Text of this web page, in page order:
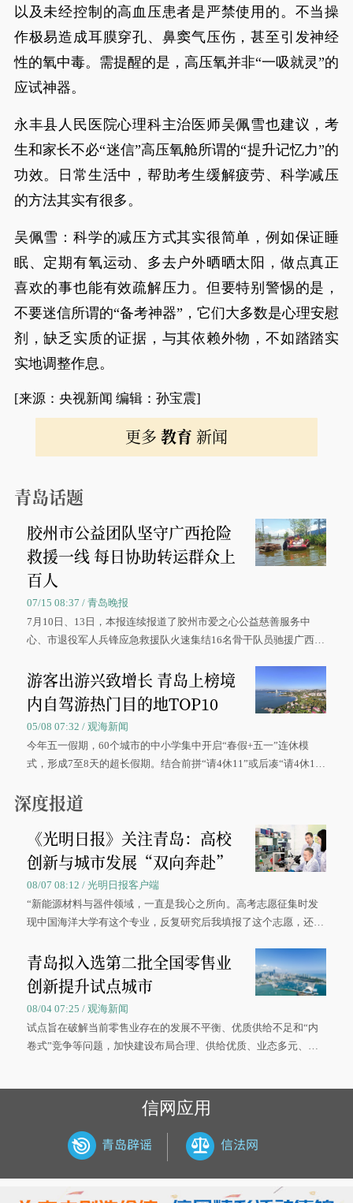
以及未经控制的高血压患者是严禁使用的。不当操
作极易造成耳膜穿孔、鼻窦气压伤，甚至引发神经
性的氧中毒。需提醒的是，高压氧并非“一吸就灵”的
应试神器。
永丰县人民医院心理科主治医师吴佩雪也建议，考
生和家长不必“迷信”高压氧舱所谓的“提升记忆力”的
功效。日常生活中，帮助考生缓解疲劳、科学减压
的方法其实有很多。
吴佩雪：科学的减压方式其实很简单，例如保证睡
眠、定期有氧运动、多去户外晒晒太阳，做点真正
喜欢的事也能有效疏解压力。但要特别警惕的是，
不要迷信所谓的“备考神器”，它们大多数是心理安慰
剂，缺乏实质的证据，与其依赖外物，不如踏踏实
实地调整作息。
[来源：央视新闻 编辑：孙宝震]
更多 教育 新闻
青岛话题
胶州市公益团队坚守广西抢险
救援一线 每日协助转运群众上
百人
07/15 08:37 / 青岛晚报
7月10日、13日，本报连续报道了胶州市爱之心公益慈善服务中
心、市退役军人兵锋应急救援队火速集结16名骨干队员驰援广西灾
游客出游兴致增长 青岛上榜境
内自驾游热门目的地TOP10
05/08 07:32 / 观海新闻
今年五一假期，60个城市的中小学集中开启“春假+五一”连休模
式，形成7至8天的超长假期。结合前拼“请4休11”或后凑“请4休1
深度报道
《光明日报》关注青岛：高校
创新与城市发展“双向奔赴”
08/07 08:12 / 光明日报客户端
“新能源材料与器件领域，一直是我心之所向。高考志愿征集时发
现中国海洋大学有这个专业，反复研究后我填报了这个志愿，还真
大学材料科学与工程学院材料类专业的录取通知书。
青岛拟入选第二批全国零售业
创新提升试点城市
08/04 07:25 / 观海新闻
试点旨在破解当前零售业存在的发展不平衡、优质供给不足和“内
卷式”竞争等问题，加快建设布局合理、供给优质、业态多元、智
信网应用